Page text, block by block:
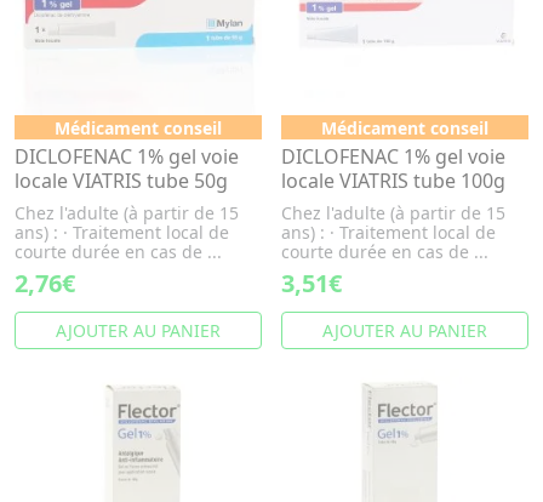
Médicament conseil
DICLOFENAC 1% gel voie
locale VIATRIS tube 50g
Chez l'adulte (à partir de 15
ans) : · Traitement local de
courte durée en cas de ...
2,76€
AJOUTER AU PANIER
Médicament conseil
DICLOFENAC 1% gel voie
locale VIATRIS tube 100g
Chez l'adulte (à partir de 15
ans) : · Traitement local de
courte durée en cas de ...
3,51€
AJOUTER AU PANIER